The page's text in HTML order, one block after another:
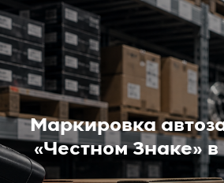
Маркировка
«Честном Знаке» в